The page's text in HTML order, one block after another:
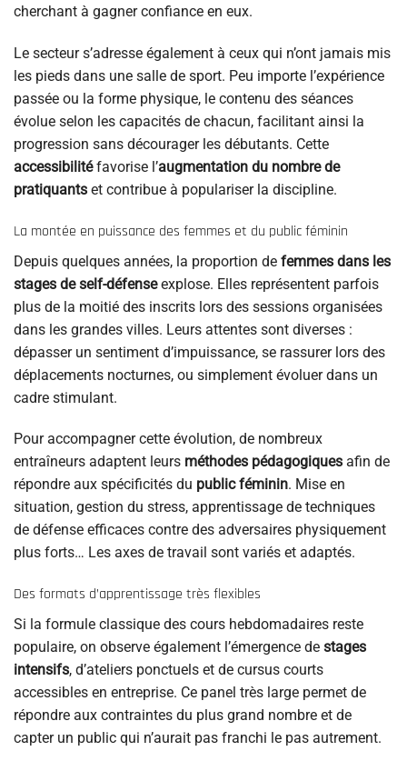
cherchant à gagner confiance en eux.
Le secteur s’adresse également à ceux qui n’ont jamais mis
les pieds dans une salle de sport. Peu importe l’expérience
passée ou la forme physique, le contenu des séances
évolue selon les capacités de chacun, facilitant ainsi la
progression sans décourager les débutants. Cette
accessibilitéfavorise l’augmentation du nombre de
pratiquants et contribue à populariser la discipline.
La montée en puissance des femmes et du public féminin
Depuis quelques années, la proportion de femmes dans les
stages de self-défenseexplose. Elles représentent parfois
plus de la moitié des inscrits lors des sessions organisées
dans les grandes villes. Leurs attentes sont diverses :
dépasser un sentiment d’impuissance, se rassurer lors des
déplacements nocturnes, ou simplement évoluer dans un
cadre stimulant.
Pour accompagner cette évolution, de nombreux
entraîneurs adaptent leurs méthodes pédagogiques afin de
répondre aux spécificités du public féminin. Mise en
situation, gestion du stress, apprentissage de techniques
de défense efficaces contre des adversaires physiquement
plus forts… Les axes de travail sont variés et adaptés.
Des formats d’apprentissage très flexibles
Si la formule classique des cours hebdomadaires reste
populaire, on observe également l’émergence de stages
intensifs, d’ateliers ponctuels et de cursus courts
accessibles en entreprise. Ce panel très large permet de
répondre aux contraintes du plus grand nombre et de
capter un public qui n’aurait pas franchi le pas autrement.